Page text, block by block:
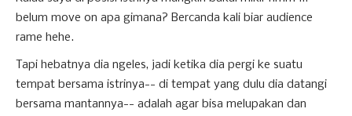
belum move on apa gimana? Bercanda kali biar audience
rame hehe.
Tapi hebatnya dia ngeles, jadi ketika dia pergi ke suatu
tempat bersama istrinya-- di tempat yang dulu dia datangi
bersama mantannya-- adalah agar bisa melupakan dan